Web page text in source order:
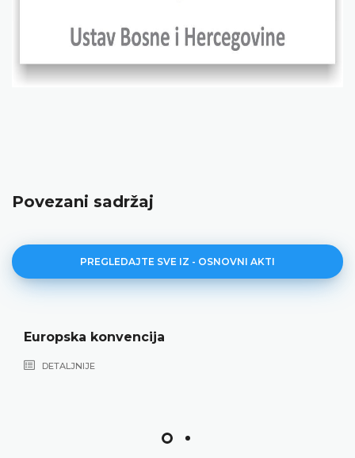
Povezani sadržaj
PREGLEDAJTE SVE IZ - OSNOVNI AKTI
Europska konvencija
DETALJNIJE